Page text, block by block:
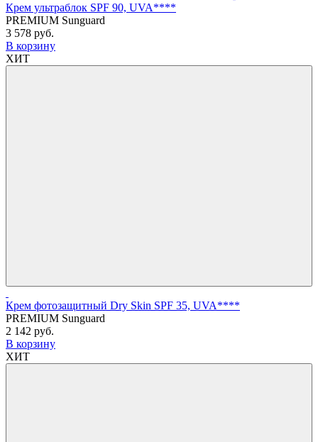
Крем ультраблок SPF 90, UVA****
PREMIUM Sunguard
3 578 руб.
В корзину
ХИТ
Крем фотозащитный Dry Skin SPF 35, UVA****
PREMIUM Sunguard
2 142 руб.
В корзину
ХИТ